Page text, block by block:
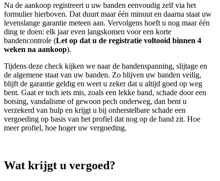
Na de aankoop registreert u uw banden eenvoudig zelf via het
formulier hierboven. Dat duurt maar één minuut en daarna staat uw
levenslange garantie meteen aan. Vervolgens hoeft u nog maar één
ding te doen: elk jaar even langskomen voor een korte
bandencontrole (Let op dat u de registratie voltooid binnen 4
weken na aankoop).
Tijdens deze check kijken we naar de bandenspanning, slijtage en
de algemene staat van uw banden. Zo blijven uw banden veilig,
blijft de garantie geldig en weet u zeker dat u altijd goed op weg
bent. Gaat er toch iets mis, zoals een lekke band, schade door een
botsing, vandalisme of gewoon pech onderweg, dan bent u
verzekerd van hulp en krijgt u bij onherstelbare schade een
vergoeding op basis van het profiel dat nog op de band zit. Hoe
meer profiel, hoe hoger uw vergoeding.
Wat krijgt u vergoed?